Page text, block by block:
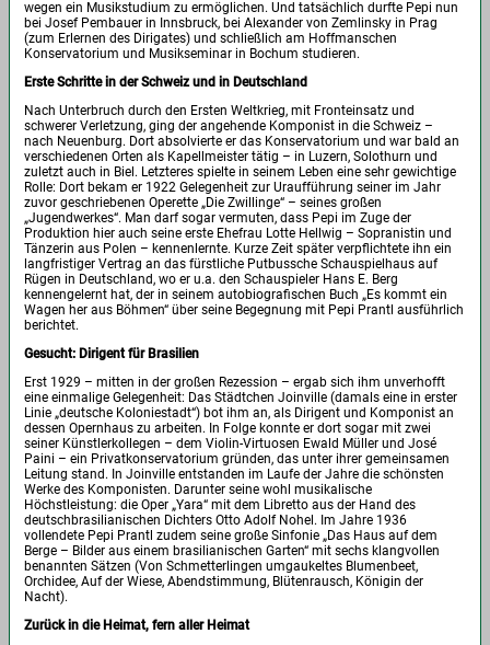
wegen ein Musikstudium zu ermöglichen. Und tatsächlich durfte Pepi nun
bei Josef Pembauer in Innsbruck, bei Alexander von Zemlinsky in Prag
(zum Erlernen des Dirigates) und schließlich am Hoffmanschen
Konservatorium und Musikseminar in Bochum studieren.
Erste Schritte in der Schweiz und in Deutschland
Nach Unterbruch durch den Ersten Weltkrieg, mit Fronteinsatz und
schwerer Verletzung, ging der angehende Komponist in die Schweiz –
nach Neuenburg. Dort absolvierte er das Konservatorium und war bald an
verschiedenen Orten als Kapellmeister tätig – in Luzern, Solothurn und
zuletzt auch in Biel. Letzteres spielte in seinem Leben eine sehr gewichtige
Rolle: Dort bekam er 1922 Gelegenheit zur Uraufführung seiner im Jahr
zuvor geschriebenen Operette „Die Zwillinge“ – seines großen
„Jugendwerkes“. Man darf sogar vermuten, dass Pepi im Zuge der
Produktion hier auch seine erste Ehefrau Lotte Hellwig – Sopranistin und
Tänzerin aus Polen – kennenlernte. Kurze Zeit später verpflichtete ihn ein
langfristiger Vertrag an das fürstliche Putbussche Schauspielhaus auf
Rügen in Deutschland, wo er u.a. den Schauspieler Hans E. Berg
kennengelernt hat, der in seinem autobiografischen Buch „Es kommt ein
Wagen her aus Böhmen“ über seine Begegnung mit Pepi Prantl ausführlich
berichtet.
Gesucht: Dirigent für Brasilien
Erst 1929 – mitten in der großen Rezession – ergab sich ihm unverhofft
eine einmalige Gelegenheit: Das Städtchen Joinville (damals eine in erster
Linie „deutsche Koloniestadt“) bot ihm an, als Dirigent und Komponist an
dessen Opernhaus zu arbeiten. In Folge konnte er dort sogar mit zwei
seiner Künstlerkollegen – dem Violin-Virtuosen Ewald Müller und José
Paini – ein Privatkonservatorium gründen, das unter ihrer gemeinsamen
Leitung stand. In Joinville entstanden im Laufe der Jahre die schönsten
Werke des Komponisten. Darunter seine wohl musikalische
Höchstleistung: die Oper „Yara“ mit dem Libretto aus der Hand des
deutschbrasilianischen Dichters Otto Adolf Nohel. Im Jahre 1936
vollendete Pepi Prantl zudem seine große Sinfonie „Das Haus auf dem
Berge – Bilder aus einem brasilianischen Garten“ mit sechs klangvollen
benannten Sätzen (Von Schmetterlingen umgaukeltes Blumenbeet,
Orchidee, Auf der Wiese, Abendstimmung, Blütenrausch, Königin der
Nacht).
Zurück in die Heimat, fern aller Heimat